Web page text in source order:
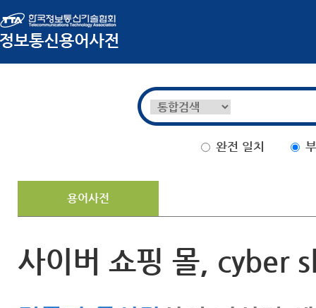
완전 일치
용어사전
사이버 쇼핑 몰, cyber